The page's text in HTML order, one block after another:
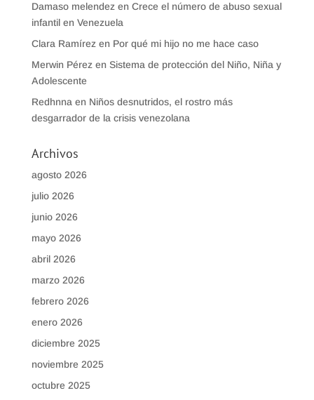
Damaso melendezen Crece el número de abuso sexual
infantil en Venezuela
Clara Ramírezen Por qué mi hijo no me hace caso
Merwin Pérezen Sistema de protección del Niño, Niña y
Adolescente
Redhnnaen Niños desnutridos, el rostro más
desgarrador de la crisis venezolana
Archivos
agosto 2026
julio 2026
junio 2026
mayo 2026
abril 2026
marzo 2026
febrero 2026
enero 2026
diciembre 2025
noviembre 2025
octubre 2025